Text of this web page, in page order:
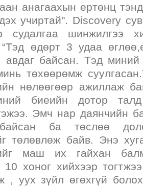
анагаахын ертөнц
учиртай". Discovery
судалгаа шинжилгээ
өдөрт 3 удаа
авдаг байсан. Тэд
төхөөрөмж
нөлөөгөөр ажиллаж
биеийн дотор
Эмч нар даянчийн
ба төслөө
төлөвлөж байв. Энэ
маш их гайхан
10 хоног хийхээр
, уух зүйл өгөхгүй